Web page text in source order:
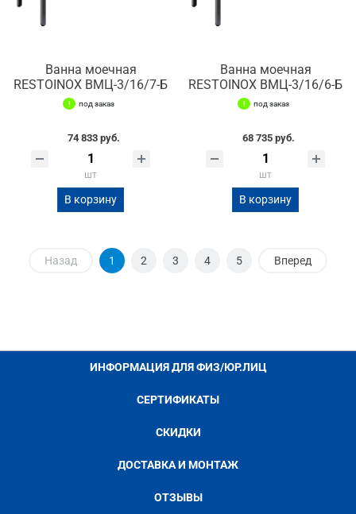
Ванна моечная
RESTOINOX ВМЦ-3/16/7-Б
под заказ
74 833 руб.
шт
В корзину
Ванна моечная
RESTOINOX ВМЦ-3/16/6-Б
под заказ
68 735 руб.
шт
В корзину
Назад 1 2 3 4 5 Вперед
ИНФОРМАЦИЯ ДЛЯ ФИЗ/ЮР.ЛИЦ
СЕРТИФИКАТЫ
СКИДКИ
ДОСТАВКА И МОНТАЖ
ОТЗЫВЫ